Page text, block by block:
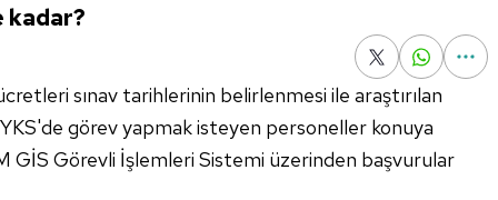
kadar?
sınav tarihlerinin belirlenmesi ile araştırılan
YKS'de görev yapmak isteyen personeller konuya
GİS Görevli İşlemleri Sistemi üzerinden başvurular